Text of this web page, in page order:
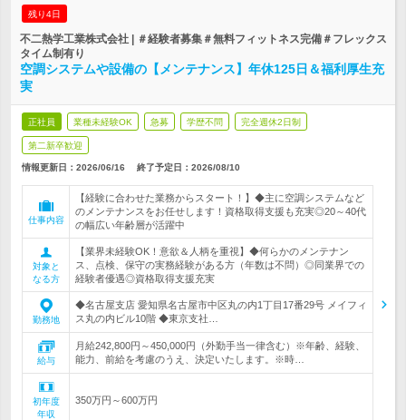
残り4日
不二熱学工業株式会社 | ＃経験者募集＃無料フィットネス完備＃フレックス
タイム制有り
空調システムや設備の【メンテナンス】年休125日＆福利厚生充
実
正社員 業種未経験OK 急募 学歴不問 完全週休2日制
第二新卒歓迎
情報更新日：2026/06/16 終了予定日： 2026/08/10
仕事内容
【経験に合わせた業務からスタート！】◆主に空調システムなど
のメンテナンスをお任せします！資格取得支援も充実◎20～40代
の幅広い年齢層が活躍中
対象と
なる方
【業界未経験OK！意欲＆人柄を重視】◆何らかのメンテナン
ス、点検、保守の実務経験がある方（年数は不問）◎同業界での
経験者優遇◎資格取得支援充実
勤務地
◆名古屋支店 愛知県名古屋市中区丸の内1丁目17番29号 メイフィ
ス丸の内ビル10階 ◆東京支社…
給与
月給242,800円～450,000円（外勤手当一律含む）※年齢、経験、
能力、前給を考慮のうえ、決定いたします。※時…
初年度
年収
350万円～600万円